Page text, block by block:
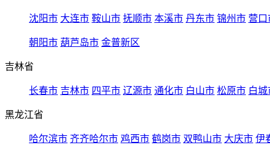
沈阳市 大连市 鞍山市 抚顺市 本溪市 丹东市 锦州市 营口
朝阳市 葫芦岛市 金普新区
吉林省
长春市 吉林市 四平市 辽源市 通化市 白山市 松原市 白城
黑龙江省
哈尔滨市 齐齐哈尔市 鸡西市 鹤岗市 双鸭山市 大庆市 伊